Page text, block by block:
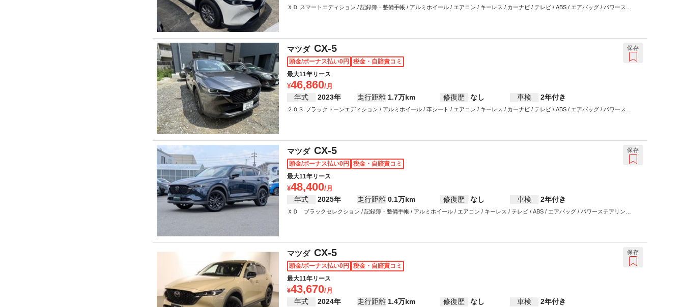
ＸＤ スマートエディション / 記録簿・整備手帳 / アルミホイール / エアコン / キーレス / カーナビ / テレビ / ABS / エアバッグ / パワーステ
マツダ CX-5
頭金/ボーナス払い0円
税金・自賠責コミ
最大11年リース
46,860
年式 2023年 走行距離 1.7万km 修復歴 なし 車検 2年付き
２０Ｓ ブラックトーンエディション / アルミホイール / 革シート / エアコン / キーレス / カーナビ / テレビ / ABS / エアバッグ / パワーステ
保存
マツダ CX-5
頭金/ボーナス払い0円
税金・自賠責コミ
最大11年リース
48,400
年式 2025年 走行距離 0.1万km 修復歴 なし 車検 2年付き
ＸＤ ブラックセレクション / 記録簿・整備手帳 / アルミホイール / エアコン / キーレス / テレビ / ABS / エアバッグ / パワーステアリング /
保存
マツダ CX-5
頭金/ボーナス払い0円
税金・自賠責コミ
最大11年リース
43,670
年式 2024年 走行距離 1.4万km 修復歴 なし 車検 2年付き
保存